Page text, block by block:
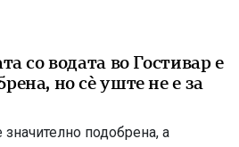
со водата во Гостивар е
но сè уште не е за
значително подобрена, а